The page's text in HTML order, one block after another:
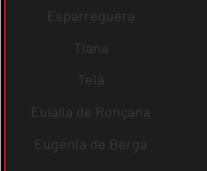
Esparreguera
Tiana
Teià
Eulàlia de Ronçana
Eugènia de Berga